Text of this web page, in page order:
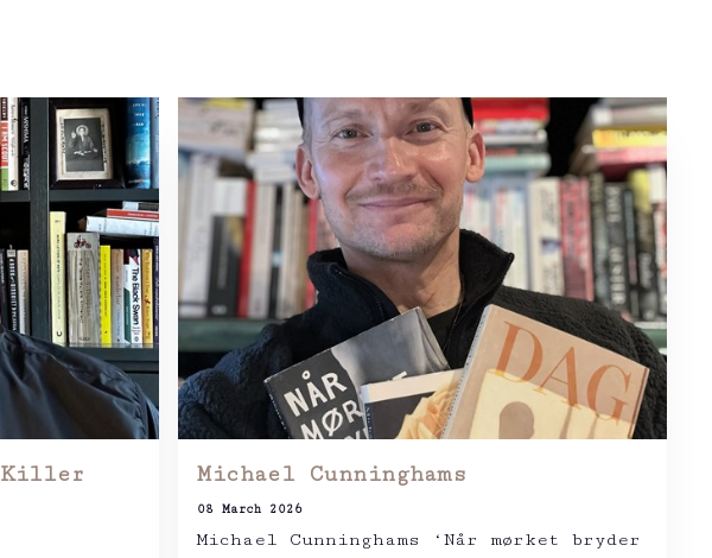
Killer
Michael Cunninghams
08 March 2026
Michael Cunninghams ‘Når mørket bryder